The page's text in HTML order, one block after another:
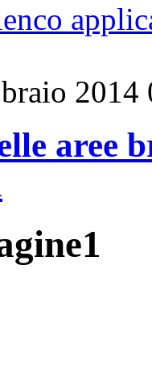
2014
aree